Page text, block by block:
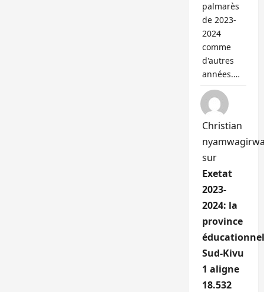
palmarès
de 2023-
2024
comme
d'autres
années.…
Christian
sur
Exetat
2023-
2024: la
province
Sud-Kivu
1 aligne
18.532